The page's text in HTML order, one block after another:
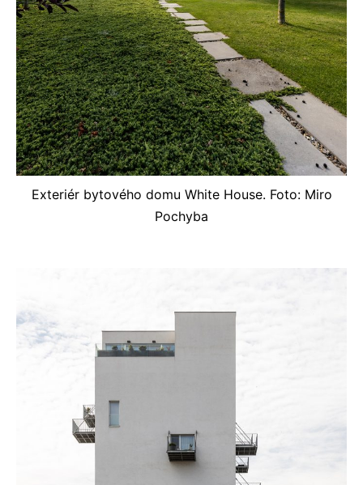
Exteriér bytového domu White House. Foto: Miro
Pochyba